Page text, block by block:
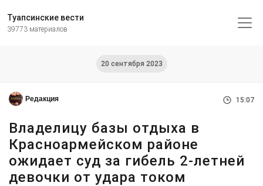
Туапсинские вести
39773 материалов
20 сентября 2023
Редакция 15:07
Владелицу базы отдыха в
Красноармейском районе
ожидает суд за гибель 2-летней
девочки от удара током